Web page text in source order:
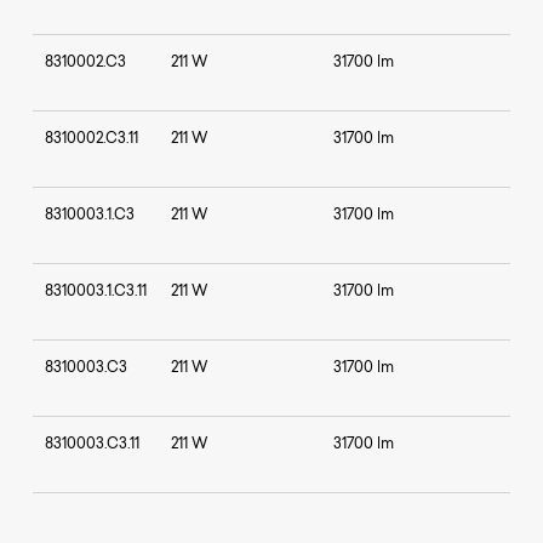
8310002.C3 211 W 31700 lm
8310002.C3.11 211 W 31700 lm
8310003.1.C3 211 W 31700 lm
8310003.1.C3.11 211 W 31700 lm
8310003.C3 211 W 31700 lm
8310003.C3.11 211 W 31700 lm